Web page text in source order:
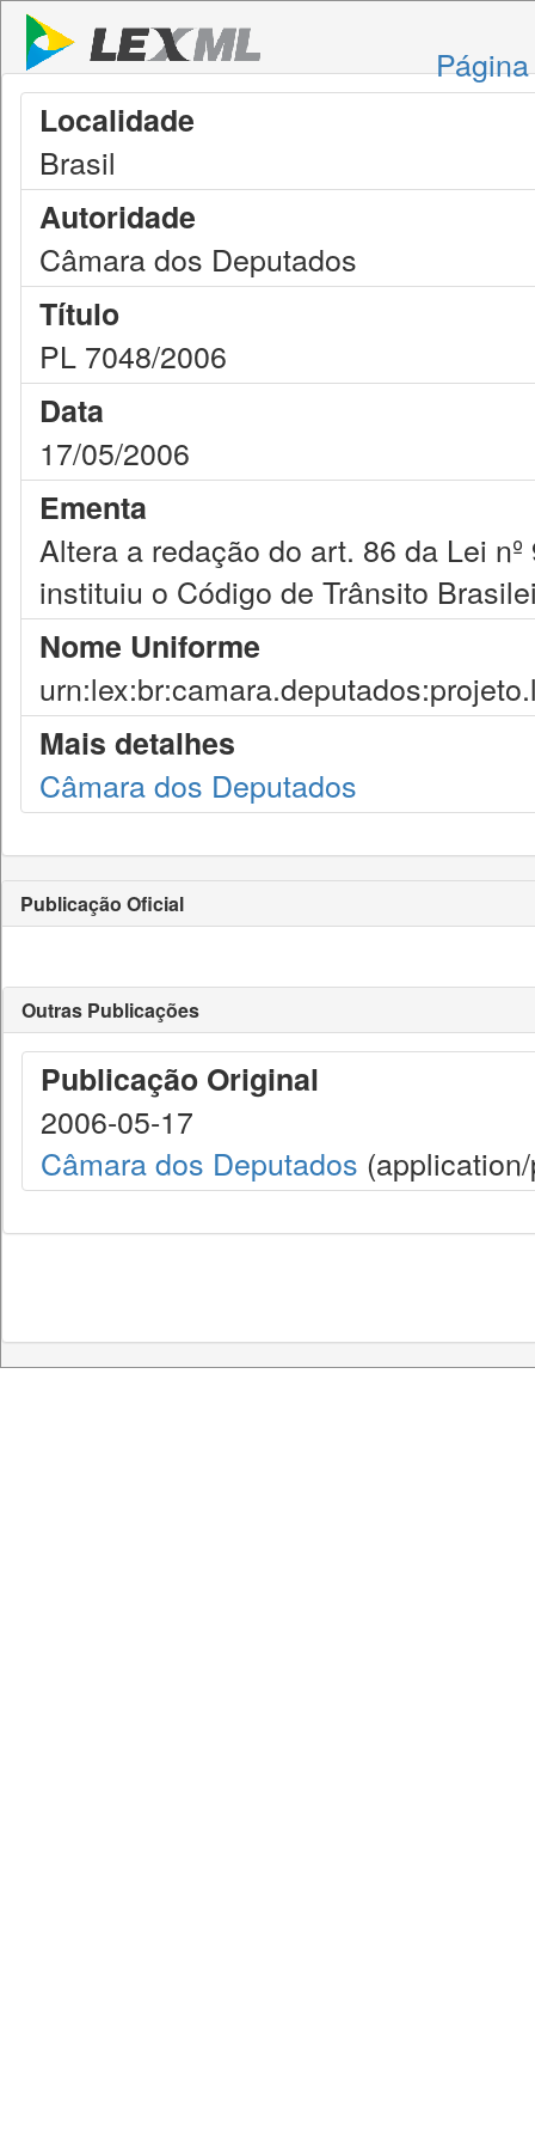
Localidade
Brasil
Autoridade
Câmara dos Deputados
Título
PL 7048/2006
Data
17/05/2006
Ementa
Altera a redação do art. 86 da Lei
instituiu o Código de Trânsito
Nome Uniforme
Mais detalhes
Câmara dos Deputados
Publicação Oficial
Outras Publicações
Publicação Original
2006-05-17
Câmara dos Deputados